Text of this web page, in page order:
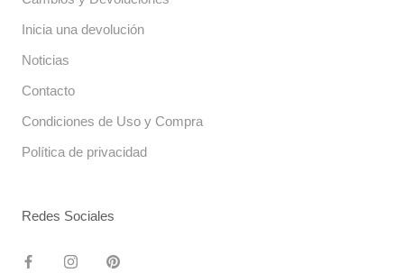
Inicia una devolución
Noticias
Contacto
Condiciones de Uso y Compra
Política de privacidad
Redes Sociales